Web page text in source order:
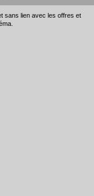
sans lien avec les offres et